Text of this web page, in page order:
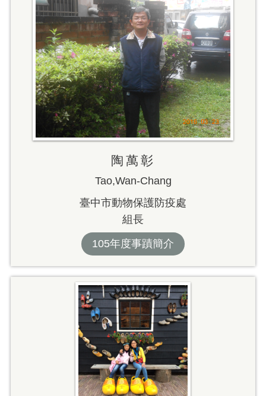
陶萬彰
Tao,Wan-Chang
臺中市動物保護防疫處
組長
105年度事蹟簡介